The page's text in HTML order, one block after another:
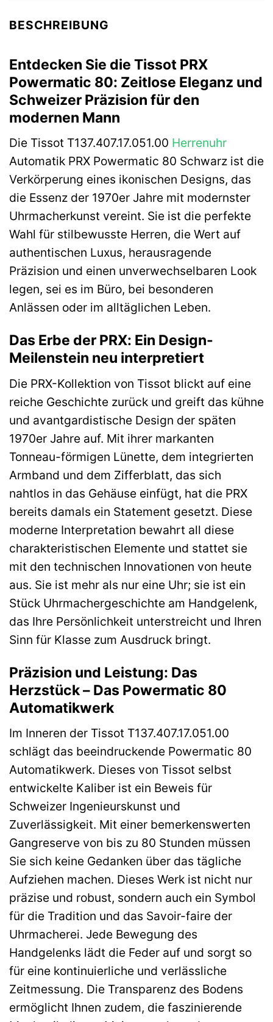
BESCHREIBUNG
Entdecken Sie die Tissot PRX
Powermatic 80: Zeitlose Eleganz und
Schweizer Präzision für den
modernen Mann
Die Tissot T137.407.17.051.00 Herrenuhr
Automatik PRX Powermatic 80 Schwarz ist die
Verkörperung eines ikonischen Designs, das
die Essenz der 1970er Jahre mit modernster
Uhrmacherkunst vereint. Sie ist die perfekte
Wahl für stilbewusste Herren, die Wert auf
authentischen Luxus, herausragende
Präzision und einen unverwechselbaren Look
legen, sei es im Büro, bei besonderen
Anlässen oder im alltäglichen Leben.
Das Erbe der PRX: Ein Design-
Meilenstein neu interpretiert
Die PRX-Kollektion von Tissot blickt auf eine
reiche Geschichte zurück und greift das kühne
und avantgardistische Design der späten
1970er Jahre auf. Mit ihrer markanten
Tonneau-förmigen Lünette, dem integrierten
Armband und dem Zifferblatt, das sich
nahtlos in das Gehäuse einfügt, hat die PRX
bereits damals ein Statement gesetzt. Diese
moderne Interpretation bewahrt all diese
charakteristischen Elemente und stattet sie
mit den technischen Innovationen von heute
aus. Sie ist mehr als nur eine Uhr; sie ist ein
Stück Uhrmachergeschichte am Handgelenk,
das Ihre Persönlichkeit unterstreicht und Ihren
Sinn für Klasse zum Ausdruck bringt.
Präzision und Leistung: Das
Herzstück – Das Powermatic 80
Automatikwerk
Im Inneren der Tissot T137.407.17.051.00
schlägt das beeindruckende Powermatic 80
Automatikwerk. Dieses von Tissot selbst
entwickelte Kaliber ist ein Beweis für
Schweizer Ingenieurskunst und
Zuverlässigkeit. Mit einer bemerkenswerten
Gangreserve von bis zu 80 Stunden müssen
Sie sich keine Gedanken über das tägliche
Aufziehen machen. Dieses Werk ist nicht nur
präzise und robust, sondern auch ein Symbol
für die Tradition und das Savoir-faire der
Uhrmacherei. Jede Bewegung des
Handgelenks lädt die Feder auf und sorgt so
für eine kontinuierliche und verlässliche
Zeitmessung. Die Transparenz des Bodens
ermöglicht Ihnen zudem, die faszinierende